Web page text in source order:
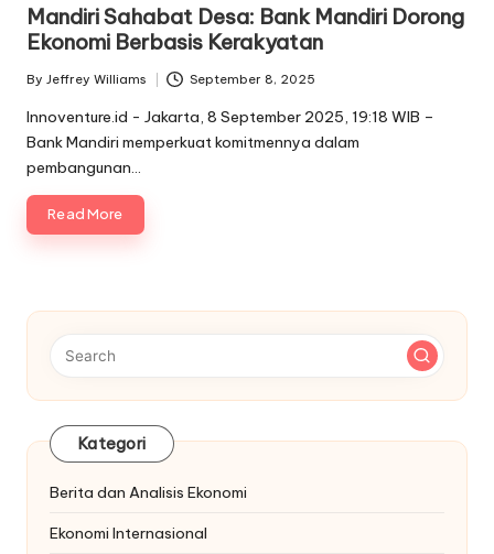
Mandiri Sahabat Desa: Bank Mandiri Dorong
Ekonomi Berbasis Kerakyatan
Posted
by
By Jeffrey Williams September 8, 2025
Innoventure.id - Jakarta, 8 September 2025, 19:18 WIB –
Bank Mandiri memperkuat komitmennya dalam
pembangunan…
Read More
Kategori
Berita dan Analisis Ekonomi
Ekonomi Internasional